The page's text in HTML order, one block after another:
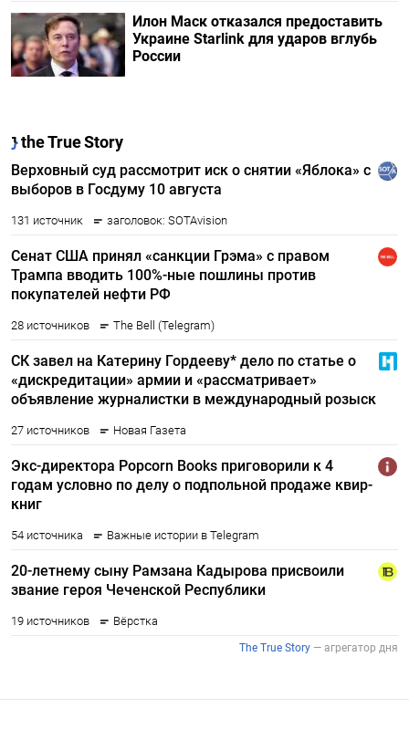
Илон Маск отказался предоставить
Украине Starlink для ударов вглубь
России